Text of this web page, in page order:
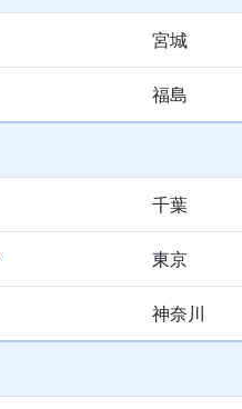
宮城
福島
千葉
東京
神奈川